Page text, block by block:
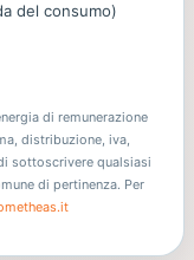
del consumo)
di remunerazione
distribuzione, iva,
sottoscrivere qualsiasi
di pertinenza. Per